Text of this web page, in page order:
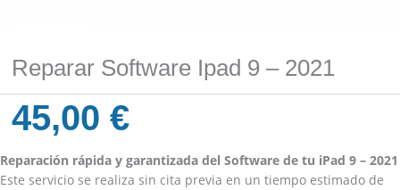
Reparar Software Ipad 9 – 2021
45,00€
Reparación rápida y garantizada del Software de tu iPad 9 – 2021
Este servicio se realiza sin cita previa en un tiempo estimado de